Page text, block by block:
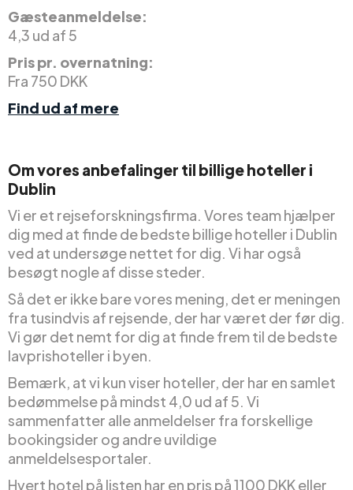
Gæsteanmeldelse:
4,3 ud af 5
Pris pr. overnatning:
Fra 750 DKK
Find ud af mere
Om vores anbefalinger til billige hoteller i
Dublin
Vi er et rejseforskningsfirma. Vores team hjælper
dig med at finde de bedste billige hoteller i Dublin
ved at undersøge nettet for dig. Vi har også
besøgt nogle af disse steder.
Så det er ikke bare vores mening, det er meningen
fra tusindvis af rejsende, der har været der før dig.
Vi gør det nemt for dig at finde frem til de bedste
lavprishoteller i byen.
Bemærk, at vi kun viser hoteller, der har en samlet
bedømmelse på mindst 4,0 ud af 5. Vi
sammenfatter alle anmeldelser fra forskellige
bookingsider og andre uvildige
anmeldelsesportaler.
Hvert hotel på listen har en pris på 1100 DKK eller